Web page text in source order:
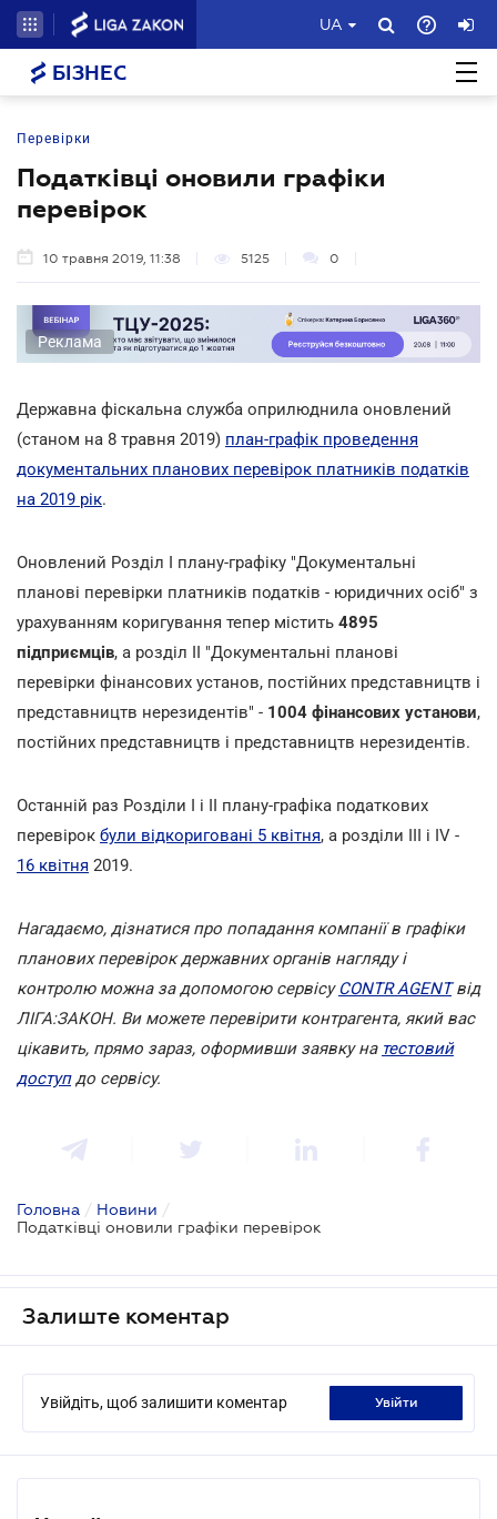
UA
БІЗНЕС
Перевірки
Податківці оновили графіки
перевірок
10 травня 2019, 11:38 5125 0
Реклама
Державна фіскальна служба оприлюднила оновлений
(станом на 8 травня 2019) план-графік проведення
документальних планових перевірок платників податків
на 2019 рік.
Оновлений Розділ I плану-графіку "Документальні
планові перевірки платників податків - юридичних осіб" з
урахуванням коригування тепер містить 4895
підприємців, а розділ II "Документальні планові
перевірки фінансових установ, постійних представництв і
представництв нерезидентів" - 1004 фінансових установи,
постійних представництв і представництв нерезидентів.
Останній раз Розділи I і II плану-графіка податкових
перевірок були відкориговані 5 квітня, а розділи III і IV -
16 квітня 2019.
Нагадаємо, дізнатися про попадання компанії в графіки
планових перевірок державних органів нагляду і
контролю можна за допомогою сервісуCONTR AGENTвід
ЛІГА:ЗАКОН. Ви можете перевірити контрагента, який вас
цікавить, прямо зараз, оформивши заявку на тестовий
доступдо сервісу.
Головна / Новини /
Податківці оновили графіки перевірок
Залиште коментар
Увійдіть, щоб залишити коментар увійти